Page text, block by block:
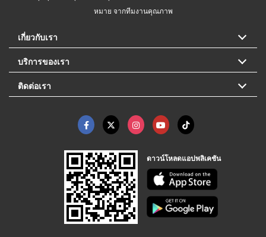
หมาย จากทีมงานคุณภาพ
เกี่ยวกับเรา
บริการของเรา
ติดต่อเรา
ดาวน์โหลดแอปพลิเคชัน